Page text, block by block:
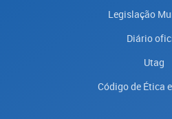
Legislação
Diário
Utag
Código de Ética